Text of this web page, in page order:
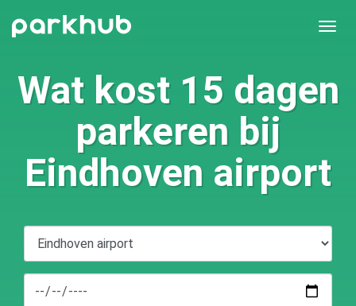
Wat kost 15 dagen
parkeren bij
Eindhoven airport